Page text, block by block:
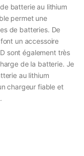
batterie au lithium
permet une
de batteries. De
un accessoire
sont également très
de la batterie. Je
au lithium
chargeur fiable et